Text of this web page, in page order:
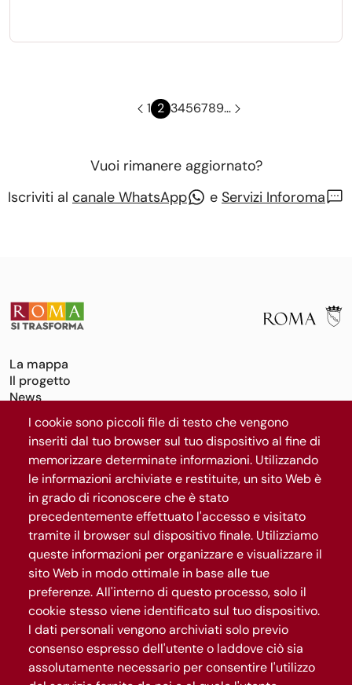
Pagina precedente
Pagina
1 Pagina attuale
2 Pagina
3Pagina
4Pagina
5Pagina
6Pagina
7Pagina
8Pagina
9…Pagina successiva
Vuoi rimanere aggiornato?
Iscriviti al canale WhatsApp e Servizi Inforoma
La mappa
Il progetto
News
Segui Roma Capitale
Iscriviti al canale WhatsApp
Gestisci privacy
I cookie sono piccoli file di testo che vengono
inseriti dal tuo browser sul tuo dispositivo al fine di
memorizzare determinate informazioni. Utilizzando
le informazioni archiviate e restituite, un sito Web è
in grado di riconoscere che è stato
precedentemente effettuato l'accesso e visitato
tramite il browser sul dispositivo finale. Utilizziamo
queste informazioni per organizzare e visualizzare il
sito Web in modo ottimale in base alle tue
preferenze. All'interno di questo processo, solo il
cookie stesso viene identificato sul tuo dispositivo.
I dati personali vengono archiviati solo previo
consenso espresso dell'utente o laddove ciò sia
assolutamente necessario per consentire l'utilizzo